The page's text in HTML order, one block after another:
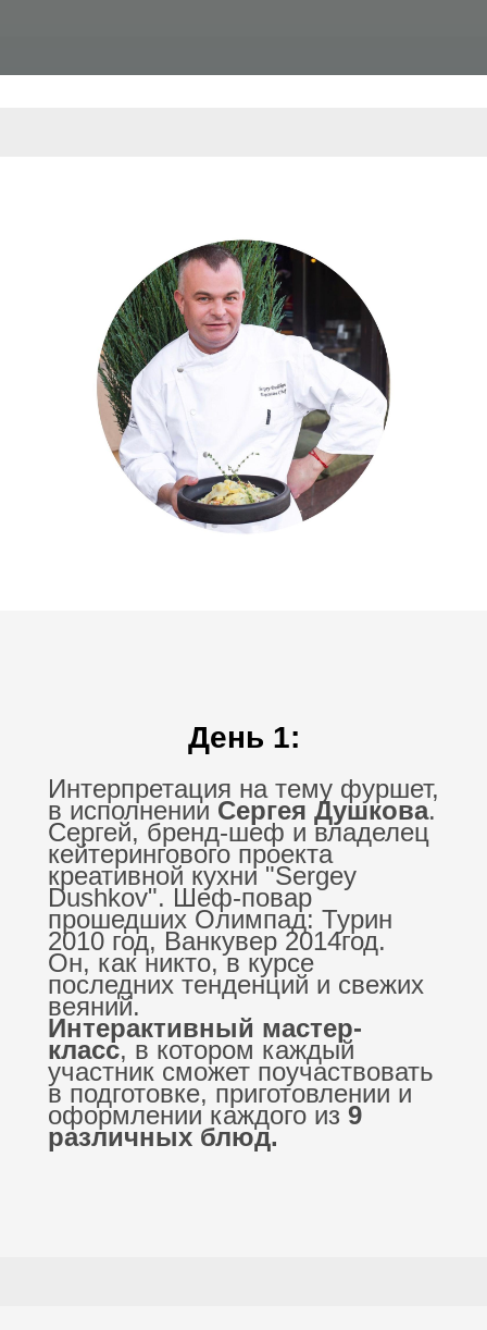
День 1:
Интерпретация на тему фуршет,
в исполнении Сергея Душкова.
Сергей, бренд-шеф и владелец
кейтерингового проекта
креативной кухни "Sergey
Dushkov". Шеф-повар
прошедших Олимпад: Турин
2010 год, Ванкувер 2014год.
Он, как никто, в курсе
последних тенденций и свежих
веяний.
Интерактивный мастер-
класс, в котором каждый
участник сможет поучаствовать
в подготовке, приготовлении и
оформлении каждого из 9
различных блюд.